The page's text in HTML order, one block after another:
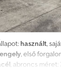
használt,
, első
, abroncs méret: